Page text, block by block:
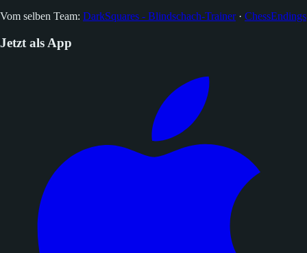
Vom selben Team: DarkSquares - Blindschach-Trainer· ChessEndings
Jetzt als App